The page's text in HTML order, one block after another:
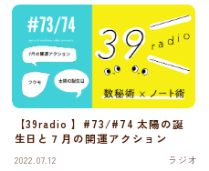
【39radio 】#73/#74 太陽の誕
生日と７月の開運アクション
2022.07.12 ラジオ